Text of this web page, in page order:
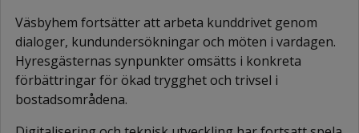
Väsbyhem fortsätter att arbeta kunddrivet genom
dialoger, kundundersökningar och möten i vardagen.
Hyresgästernas synpunkter omsätts i konkreta
förbättringar för ökad trygghet och trivsel i
bostadsområdena.